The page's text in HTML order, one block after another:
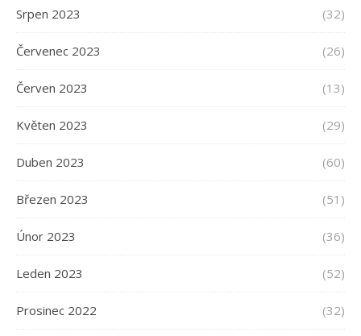
Srpen 2023 (32)
Červenec 2023 (26)
Červen 2023 (13)
Květen 2023 (29)
Duben 2023 (60)
Březen 2023 (51)
Únor 2023 (36)
Leden 2023 (52)
Prosinec 2022 (32)